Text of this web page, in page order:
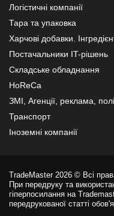
Логістичні компанії
Тара та упаковка
Харчові добавки.
Постачальники IT-рішень
Складське обладнання
HoReCa
ЗМІ, Агенції, реклама,
Транспорт
Іноземні компанії
TradeMaster 2026 © Всі
При передруку та
гіперпосилання на
передрукованої статті